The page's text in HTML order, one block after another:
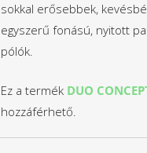
sokkal erősebbek,
egyszerű fonású, nyitott
pólók.
Ez a termék DUO
hozzáférhető.